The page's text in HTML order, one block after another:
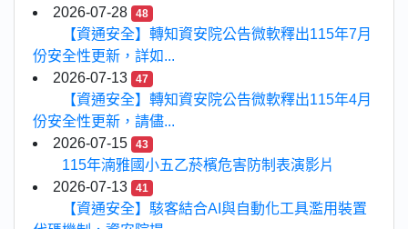
2026-07-28
48
【資通安全】轉知資安院公告微軟釋出115年7月
份安全性更新，詳如...
2026-07-13
47
【資通安全】轉知資安院公告微軟釋出115年4月
份安全性更新，請儘...
2026-07-15
43
115年湳雅國小五乙菸檳危害防制表演影片
2026-07-13
41
【資通安全】駭客結合AI與自動化工具濫用裝置